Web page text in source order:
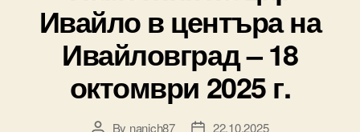
Ивайло в центъра на
Ивайловград – 18
октомври 2025 г.
PostBy nanich87
Post22.10.2025